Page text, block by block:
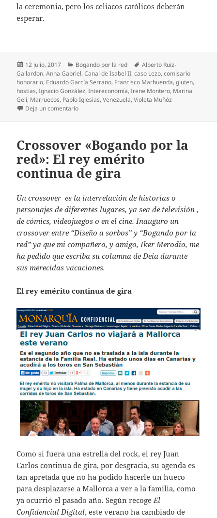
la ceremonia, pero los celiacos católicos deberán
esperar.
Publicado
el
12 julio, 2017 Categorías
Bogando por la red Etiquetas
Alberto Ruiz-
Gallardon,Anna Gabriel,Canal de Isabel II,caso Lezo,comisario
honorario, Eduardo García Serrano, Francisco Marhuenda,gluten,
hostias,Ignacio González,Intereconomía,Irene Montero, Marina
Geli, Marruecos, Pablo Iglesias,Venezuela,Violeta Muñóz
Deja un comentarioen Bogando por la red: Intereconomía, zafiedad
Crossover «Bogando por la
red»: El rey emérito
continua de gira
Un crossover es la interrelación de historias o
personajes de diferentes lugares, ya sea de televisión ,
de cómics, videojuegos o en el cine. Inauguro un
crossover entre “Diseño a sorbos” y “Bogando por la
red” ya que mi compañero, y amigo, Iker Merodio, me
ha pedido que escriba su columna de Deia durante
sus merecidas vacaciones.
El rey emérito continua de gira
Como si fuera una estrella del rock, el rey Juan
Carlos continua de gira, por desgracia, su agenda es
tan apretada que no ha podido hacerle un hueco
para desplazarse a Mallorca a ver a la familia, como
ya ocurrió el pasado año. Según recogeEl
Confidencial Digital, este verano ha cambiado de